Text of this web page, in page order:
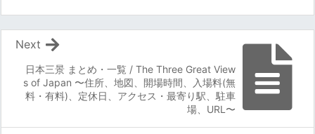
日本三景 まとめ・一覧 / The Three Great View
s of Japan 〜住所、地図、開場時間、入場料(無
料・有料)、定休日、アクセス・最寄り駅、駐車
場、URL〜
Next